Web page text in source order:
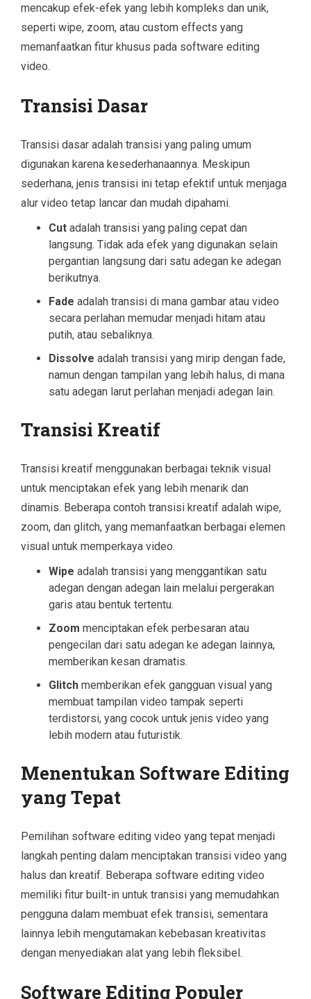
mencakup efek-efek yang lebih kompleks dan unik,
seperti wipe, zoom, atau custom effects yang
memanfaatkan fitur khusus pada software editing
video.
Transisi Dasar
Transisi dasar adalah transisi yang paling umum
digunakan karena kesederhanaannya. Meskipun
sederhana, jenis transisi ini tetap efektif untuk menjaga
alur video tetap lancar dan mudah dipahami.
Cut adalah transisi yang paling cepat dan
langsung. Tidak ada efek yang digunakan selain
pergantian langsung dari satu adegan ke adegan
berikutnya.
Fade adalah transisi di mana gambar atau video
secara perlahan memudar menjadi hitam atau
putih, atau sebaliknya.
Dissolve adalah transisi yang mirip dengan fade,
namun dengan tampilan yang lebih halus, di mana
satu adegan larut perlahan menjadi adegan lain.
Transisi Kreatif
Transisi kreatif menggunakan berbagai teknik visual
untuk menciptakan efek yang lebih menarik dan
dinamis. Beberapa contoh transisi kreatif adalah wipe,
zoom, dan glitch, yang memanfaatkan berbagai elemen
visual untuk memperkaya video.
Wipe adalah transisi yang menggantikan satu
adegan dengan adegan lain melalui pergerakan
garis atau bentuk tertentu.
Zoom menciptakan efek perbesaran atau
pengecilan dari satu adegan ke adegan lainnya,
memberikan kesan dramatis.
Glitch memberikan efek gangguan visual yang
membuat tampilan video tampak seperti
terdistorsi, yang cocok untuk jenis video yang
lebih modern atau futuristik.
Menentukan Software Editing
yang Tepat
Pemilihan software editing video yang tepat menjadi
langkah penting dalam menciptakan transisi video yang
halus dan kreatif. Beberapa software editing video
memiliki fitur built-in untuk transisi yang memudahkan
pengguna dalam membuat efek transisi, sementara
lainnya lebih mengutamakan kebebasan kreativitas
dengan menyediakan alat yang lebih fleksibel.
Software Editing Populer